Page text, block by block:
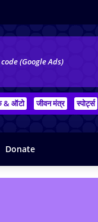
(Google Ads)
& ऑटो जीवन मंत्र स्पोर्ट्स
Donate